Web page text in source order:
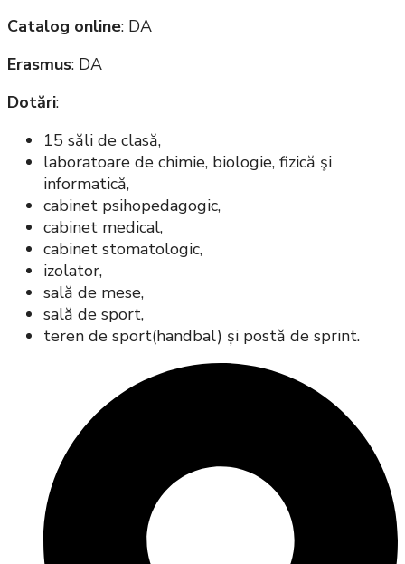
Catalog online: DA
Erasmus: DA
Dotări:
15 săli de clasă,
laboratoare de chimie, biologie, fizică şi
informatică,
cabinet psihopedagogic,
cabinet medical,
cabinet stomatologic,
izolator,
sală de mese,
sală de sport,
teren de sport(handbal) și postă de sprint.